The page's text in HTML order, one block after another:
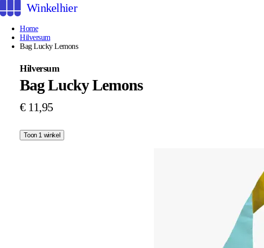
Winkelhier
Home
Hilversum
Bag Lucky Lemons
Hilversum
Bag Lucky Lemons
€ 11,95
Toon 1 winkel